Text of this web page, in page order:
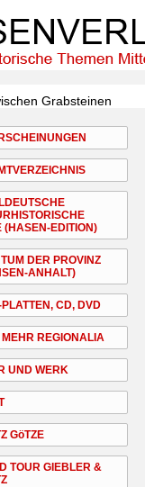
Grabsteinen
(HASEN-EDITION)
DER PROVINZ
ANHALT)
CD, DVD
MEHR REGIONALIA
UND WERK
GöTZE
TOUR GIEBLER &